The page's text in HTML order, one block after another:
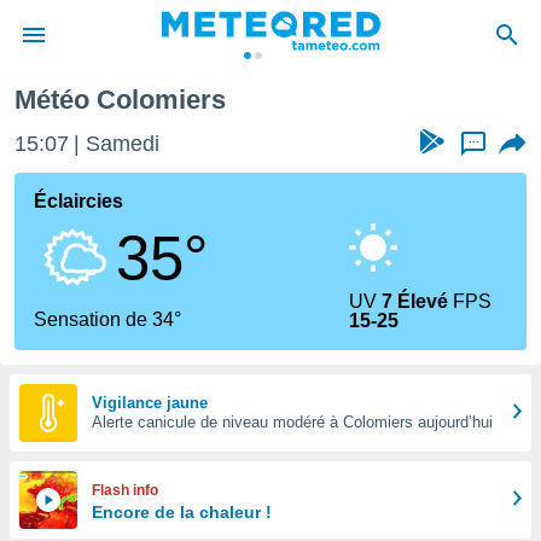
de
Météo Colomiers
15:07 Samedi ...
Éclaircies
35°
Sensation de 34°
UV7 Élevé FPS
15-25
Vigilance jaune
Alerte canicule de niveau modéré à Colomiers aujourd’hui
Flash info
Encore de la chaleur !